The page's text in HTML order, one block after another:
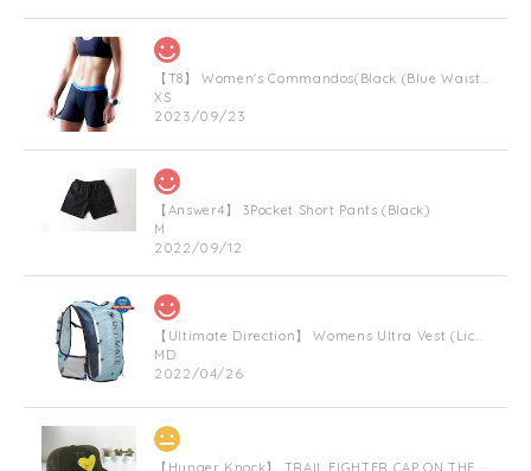
XS
2023/09/23
【Answer4】 3Pocket Short Pants (Black)
M
2022/09/12
MD
2022/04/26